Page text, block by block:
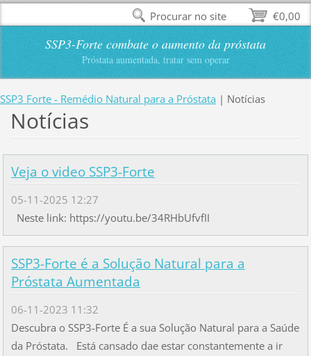
SSP3-Forte combate o aumento da próstata
Próstata aumentada, tratar sem operar
SSP3 Forte - Remédio Natural para a Próstata | Notícias
Notícias
Veja o video SSP3-Forte
05-11-2025 12:27
Neste link: https://youtu.be/34RHbUfvfII
SSP3-Forte é a Solução Natural para a
Próstata Aumentada
06-11-2023 11:32
Descubra o SSP3-Forte É a sua Solução Natural para a Saúde
da Próstata. Está cansado dae estar constantemente a ir
€0,00
Procurar no site